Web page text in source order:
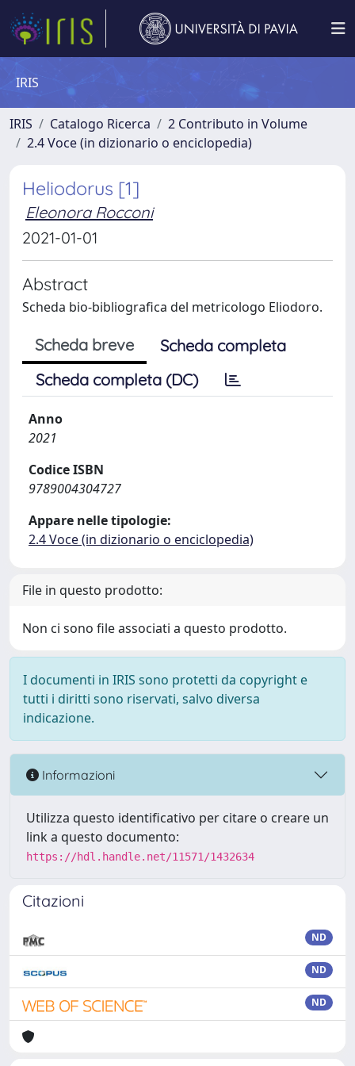
IRIS
IRIS Catalogo Ricerca
2 Contributo in Volume
2.4 Voce (in dizionario o enciclopedia)
Heliodorus [1]
Eleonora Rocconi
2021-01-01
Abstract
Scheda bio-bibliografica del metricologo Eliodoro.
Scheda breve
Scheda completa
Scheda completa (DC)
Anno
2021
Codice ISBN
9789004304727
Appare nelle tipologie:
2.4 Voce (in dizionario o enciclopedia)
File in questo prodotto:
Non ci sono file associati a questo prodotto.
I documenti in IRIS sono protetti da copyright e
tutti i diritti sono riservati, salvo diversa
indicazione.
Informazioni
Utilizza questo identificativo per citare o creare un
link a questo documento:
https://hdl.handle.net/11571/1432634
Citazioni
ND
ND
ND